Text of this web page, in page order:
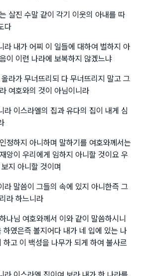
살진 수말 같이 각기 이웃의 아내를 따
다
라 내가 어찌 이 일들에 대하여 벌하지 아
이 이런 나라에 보복하지 않겠느냐
라가 무너뜨리되 다 무너뜨리지 말고 그
여호와의 것이 아님이니라
라 이스라엘의 집과 유다의 집이 내게 심
정하지 아니하며 말하기를 여호와께서는
앙이 우리에게 임하지 아니할 것이요 우
지 아니할 것이며
라 말씀이 그들의 속에 있지 아니한즉 그
라 하느니라
나님 여호와께서 이와 같이 말씀하시니
하였은즉 볼지어다 내가 네 입에 있는 나
하고 이 백성을 나무가 되게 하여 불사르